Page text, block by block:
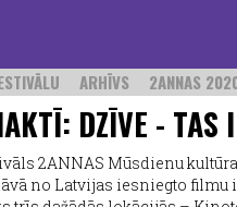
ARHĪVS 2ANNAS
DZĪVE - TAS
2ANNAS Mūsdienu
no Latvijas iesniegto